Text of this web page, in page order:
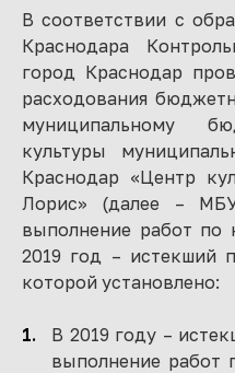
В соответствии с
Краснодара
город Краснодар
расходования
муниципальному
культуры
Краснодар «Центр
Лорис» (далее –
выполнение работ по
2019 год – истекший
которой установлено:
В 2019 году –
выполнение работ